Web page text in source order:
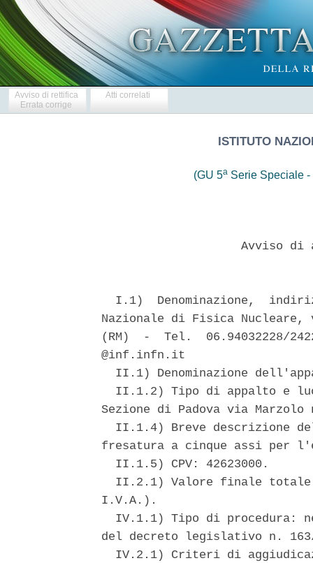
Avviso di rettifica
Errata corrige
Atti correlati
ISTITUTO
(GU 5aSerie Speciale -
Avviso
I.1)  Denominazione,
Nazionale di Fisica
(RM)  -  Tel.  06.94032228/
@inf.infn.it
II.1) Denominazione
II.1.2) Tipo di appalto e
Sezione di Padova via
II.1.4) Breve descrizione
fresatura a cinque assi per
  II.1.5) CPV: 42623000.
II.2.1) Valore finale
I.V.A.).
IV.1.1) Tipo di procedura:
del decreto legislativo n.
IV.2.1) Criteri di